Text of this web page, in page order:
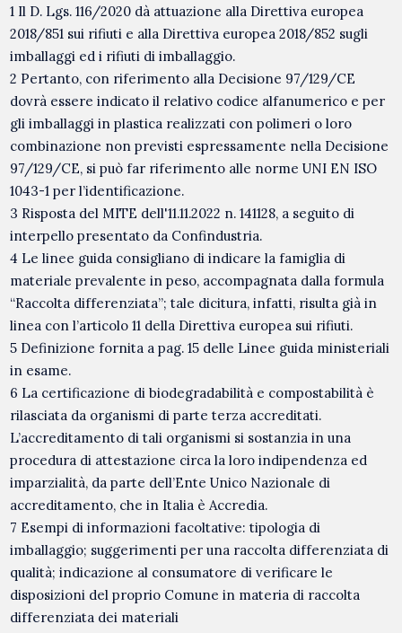
1 Il D. Lgs. 116/2020 dà attuazione alla Direttiva europea
2018/851 sui rifiuti e alla Direttiva europea 2018/852 sugli
imballaggi ed i rifiuti di imballaggio.
2 Pertanto, con riferimento alla Decisione 97/129/CE
dovrà essere indicato il relativo codice alfanumerico e per
gli imballaggi in plastica realizzati con polimeri o loro
combinazione non previsti espressamente nella Decisione
97/129/CE, si può far riferimento alle norme UNI EN ISO
1043-1 per l’identificazione.
3 Risposta del MITE dell'11.11.2022 n. 141128, a seguito di
interpello presentato da Confindustria.
4 Le linee guida consigliano di indicare la famiglia di
materiale prevalente in peso, accompagnata dalla formula
“Raccolta differenziata”; tale dicitura, infatti, risulta già in
linea con l’articolo 11 della Direttiva europea sui rifiuti.
5 Definizione fornita a pag. 15 delle Linee guida ministeriali
in esame.
6 La certificazione di biodegradabilità e compostabilità è
rilasciata da organismi di parte terza accreditati.
L’accreditamento di tali organismi si sostanzia in una
procedura di attestazione circa la loro indipendenza ed
imparzialità, da parte dell’Ente Unico Nazionale di
accreditamento, che in Italia è Accredia.
7 Esempi di informazioni facoltative: tipologia di
imballaggio; suggerimenti per una raccolta differenziata di
qualità; indicazione al consumatore di verificare le
disposizioni del proprio Comune in materia di raccolta
differenziata dei materiali